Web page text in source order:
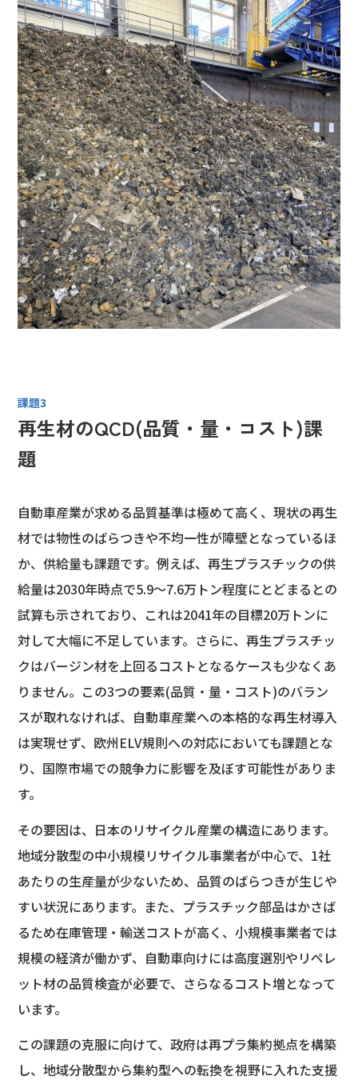
課題3
再生材のQCD(品質・量・コスト)課
題
自動車産業が求める品質基準は極めて高く、現状の再生
材では物性のばらつきや不均一性が障壁となっているほ
か、供給量も課題です。例えば、再生プラスチックの供
給量は2030年時点で5.9～7.6万トン程度にとどまるとの
試算も示されており、これは2041年の目標20万トンに
対して大幅に不足しています。さらに、再生プラスチッ
クはバージン材を上回るコストとなるケースも少なくあ
りません。この3つの要素(品質・量・コスト)のバラン
スが取れなければ、自動車産業への本格的な再生材導入
は実現せず、欧州ELV規則への対応においても課題とな
り、国際市場での競争力に影響を及ぼす可能性がありま
す。
その要因は、日本のリサイクル産業の構造にあります。
地域分散型の中小規模リサイクル事業者が中心で、1社
あたりの生産量が少ないため、品質のばらつきが生じや
すい状況にあります。また、プラスチック部品はかさば
るため在庫管理・輸送コストが高く、小規模事業者では
規模の経済が働かず、自動車向けには高度選別やリペレ
ット材の品質検査が必要で、さらなるコスト増となって
います。
この課題の克服に向けて、政府は再プラ集約拠点を構築
し、地域分散型から集約型への転換を視野に入れた支援